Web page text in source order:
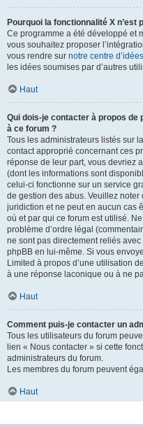
Pourquoi la fonctionnalité X n’est
Ce programme a été développé et
vous souhaitez proposer
vous rendre sur notre centre d’idées
les idées soumises par d’autres
Haut
Qui dois-je contacter à propos de
à ce forum ?
Tous les administrateurs listés sur
contact approprié concernant ces
réponse de leur part, vous devriez
(dont les informations sont
celui-ci fonctionne sur un service
de gestion des abus. Veuillez
juridiction et ne peut en aucun cas
où et par qui ce forum est utilisé.
problème d’ordre légal
ne sont pas directement reliés
phpBB en lui-même. Si vous
Limited à propos d’une utilisation
à une réponse laconique ou à ne
Haut
Comment puis-je contacter un
Tous les utilisateurs du forum
lien « Nous contacter » si cette
administrateurs du forum.
Les membres du forum peuvent
Haut